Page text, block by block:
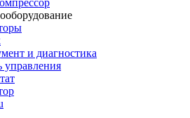
и диагностика
управления